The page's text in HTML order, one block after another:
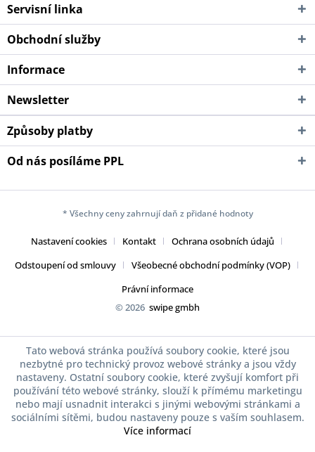
Servisní linka
Obchodní služby
Informace
Newsletter
Způsoby platby
Od nás posíláme PPL
* Všechny ceny zahrnují daň z přidané hodnoty
Nastavení cookies Kontakt
Ochrana osobních údajů
Odstoupení od smlouvy
Všeobecné obchodní podmínky (VOP)
Právní informace
© 2026 swipe gmbh
Tato webová stránka používá soubory cookie, které jsou
nezbytné pro technický provoz webové stránky a jsou vždy
nastaveny. Ostatní soubory cookie, které zvyšují komfort při
používání této webové stránky, slouží k přímému marketingu
nebo mají usnadnit interakci s jinými webovými stránkami a
sociálními sítěmi, budou nastaveny pouze s vaším souhlasem.
Více informací